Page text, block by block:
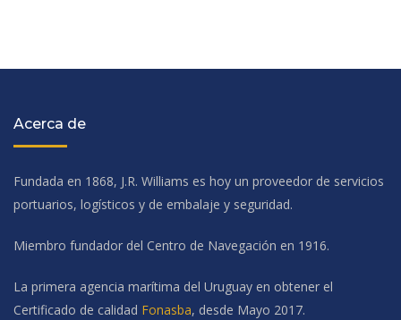
Acerca de
Fundada en 1868, J.R. Williams es hoy un proveedor de servicios
portuarios, logísticos y de embalaje y seguridad.
Miembro fundador del Centro de Navegación en 1916.
La primera agencia marítima del Uruguay en obtener el
Certificado de calidad Fonasba, desde Mayo 2017.